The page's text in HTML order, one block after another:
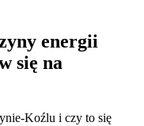
energii
się na
Koźlu i czy to się